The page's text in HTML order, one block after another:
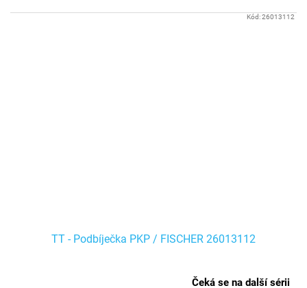
TT - Podbíječka PKP / FISCHER 26013112
Čeká se na další sérii
Kód:26013112